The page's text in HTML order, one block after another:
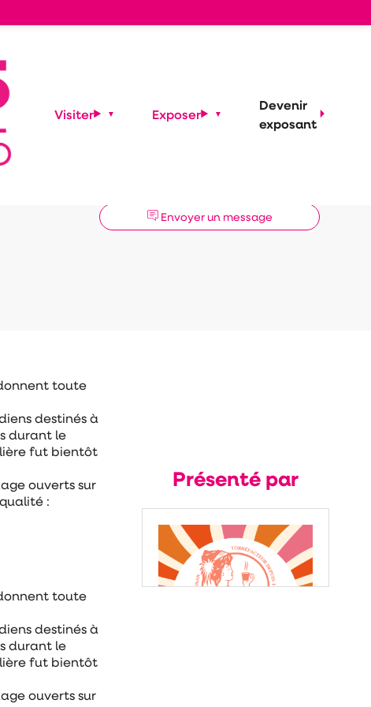
Envoyer un message
toute
destinés à
durant le
fut bientôt
ouverts sur
:
toute
destinés à
durant le
fut bientôt
ouverts sur
Présenté par
Visiter Exposer
Devenir
exposant